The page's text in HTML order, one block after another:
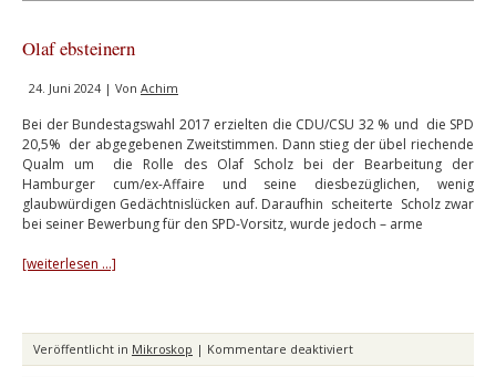
Olaf ebsteinern
24. Juni 2024 | Von Achim
Bei der Bundestagswahl 2017 erzielten die CDU/CSU 32 % und die SPD
20,5% der abgegebenen Zweitstimmen. Dann stieg der übel riechende
Qualm um die Rolle des Olaf Scholz bei der Bearbeitung der
Hamburger cum/ex-Affaire und seine diesbezüglichen, wenig
glaubwürdigen Gedächtnislücken auf. Daraufhin scheiterte Scholz zwar
bei seiner Bewerbung für den SPD-Vorsitz, wurde jedoch – arme
[weiterlesen …]
Veröffentlicht in Mikroskop | Kommentare deaktiviertfür
Olaf